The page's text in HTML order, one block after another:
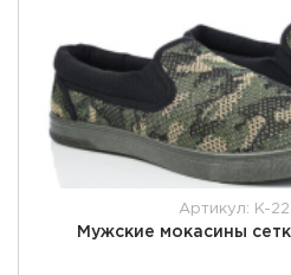
Артикул: K-
Мужские мокасины